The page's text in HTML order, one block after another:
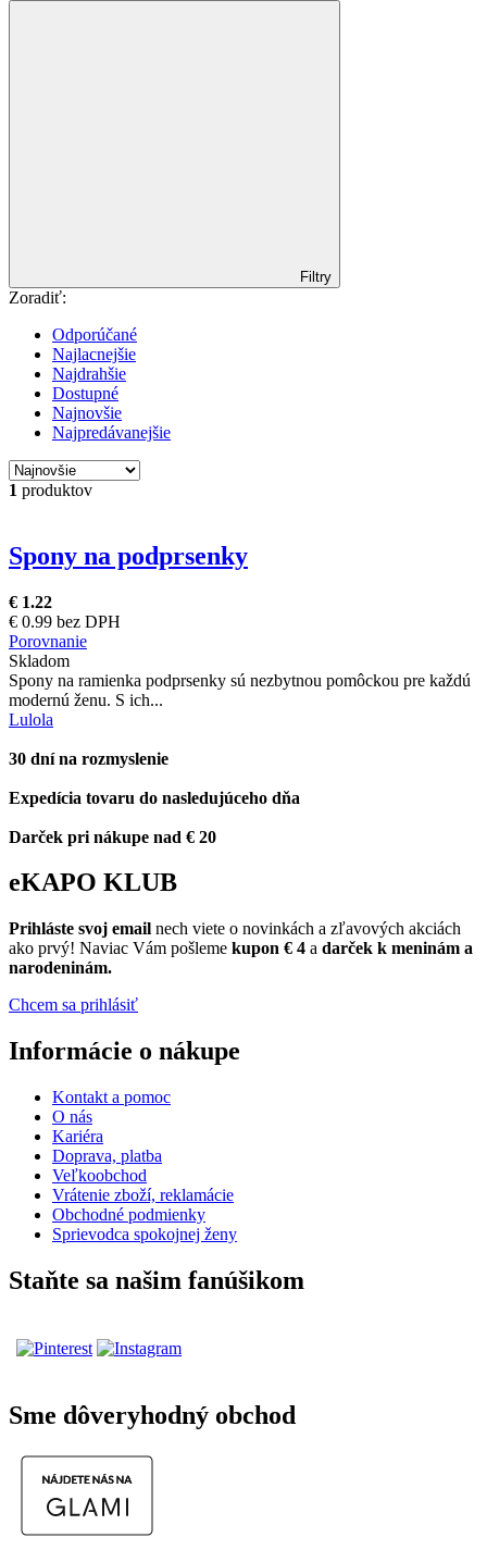
Filtry
Zoradiť:
Odporúčané
Najlacnejšie
Najdrahšie
Dostupné
Najnovšie
Najpredávanejšie
1 produktov
Spony na podprsenky
€ 1.22
€ 0.99 bez DPH
Porovnanie
Skladom
Spony na ramienka podprsenky sú nezbytnou pomôckou pre každú
modernú ženu. S ich...
Lulola
30 dní na rozmyslenie
Expedícia tovaru do nasledujúceho dňa
Darček pri nákupe nad € 20
eKAPO KLUB
Prihláste svoj email nech viete o novinkách a zľavových akciách
ako prvý! Naviac Vám pošleme kupon € 4 a darček k meninám a
narodeninám.
Chcem sa prihlásiť
Informácie o nákupe
Kontakt a pomoc
O nás
Kariéra
Doprava, platba
Veľkoobchod
Vrátenie zboží, reklamácie
Obchodné podmienky
Sprievodca spokojnej ženy
Staňte sa našim fanúšikom
Sme dôveryhodný obchod